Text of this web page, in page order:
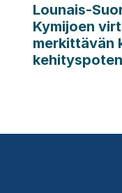
Lounais-
Kymijoen
merkittävän